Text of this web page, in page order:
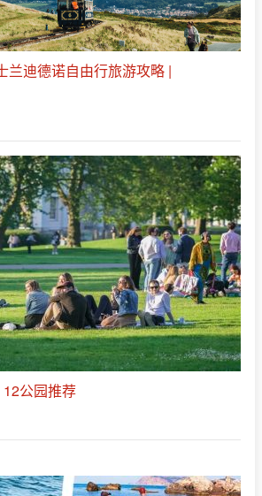
兰迪德诺自由行旅游攻略 |
公园推荐